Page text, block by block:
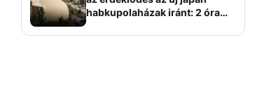
habkupolaházak iránt: 2 óra
elképesztő áron hirdetik őket